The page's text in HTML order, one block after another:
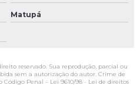
Matupá
reservado. Sua reprodução, parcial ou
sem a autorização do autor. Crime de
Código Penal – Lei 9610/98 - Lei de direitos